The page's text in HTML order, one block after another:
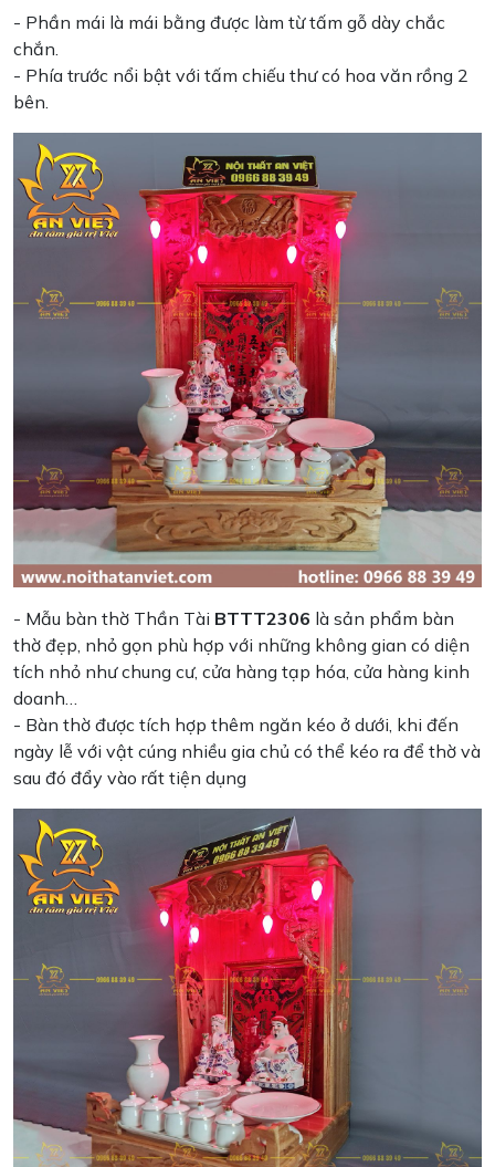
- Phần mái là mái bằng được làm từ tấm gỗ dày chắc
chắn.
- Phía trước nổi bật với tấm chiếu thư có hoa văn rồng 2
bên.
- Mẫu bàn thờ Thần Tài BTTT2306 là sản phẩm bàn
thờ đẹp, nhỏ gọn phù hợp với những không gian có diện
tích nhỏ như chung cư, cửa hàng tạp hóa, cửa hàng kinh
doanh…
- Bàn thờ được tích hợp thêm ngăn kéo ở dưới, khi đến
ngày lễ với vật cúng nhiều gia chủ có thể kéo ra để thờ và
sau đó đẩy vào rất tiện dụng